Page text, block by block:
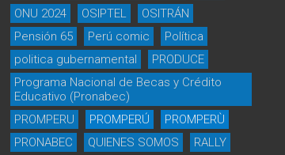
ONU 2024
OSIPTEL
OSITRÁN
Pensión 65
Perú comic
Política
politica gubernamental
PRODUCE
Programa Nacional de Becas y Crédito
Educativo (Pronabec)
PROMPERU
PROMPERÚ
PROMPERÙ
PRONABEC
QUIENES SOMOS
RALLY